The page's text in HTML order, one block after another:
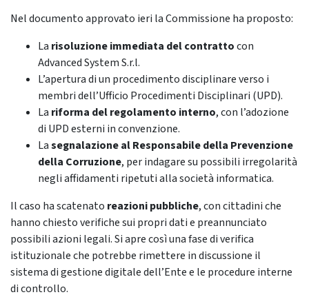
Nel documento approvato ieri la Commissione ha proposto:
La risoluzione immediata del contrattocon
Advanced System S.r.l.
L’apertura di un procedimento disciplinare verso i
membri dell’Ufficio Procedimenti Disciplinari (UPD).
La riforma del regolamento interno, con l’adozione
di UPD esterni in convenzione.
Lasegnalazione al Responsabile della Prevenzione
della Corruzione, per indagare su possibili irregolarità
negli affidamenti ripetuti alla società informatica.
Il caso ha scatenato reazioni pubbliche, con cittadini che
hanno chiesto verifiche sui propri dati e preannunciato
possibili azioni legali. Si apre così una fase di verifica
istituzionale che potrebbe rimettere in discussione il
sistema di gestione digitale dell’Ente e le procedure interne
di controllo.